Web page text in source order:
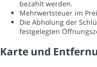
bezahlt werden.
Mehrwertsteuer im
Die Abholung der
festgelegten
Karte und